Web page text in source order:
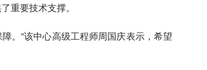
重要技术支撑。
。”该中心高级工程师周国庆表示，希望